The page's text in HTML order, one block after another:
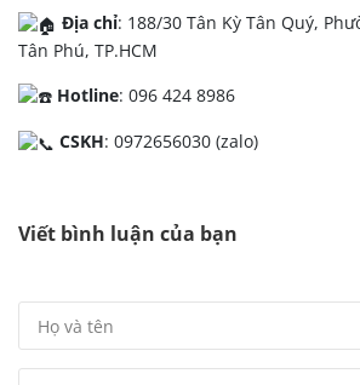
Địa chỉ: 188/30 Tân Kỳ Tân Quý,
Tân Phú, TP.HCM
Hotline: 096 424 8986
CSKH: 0972656030 (zalo)
Viết bình luận của bạn